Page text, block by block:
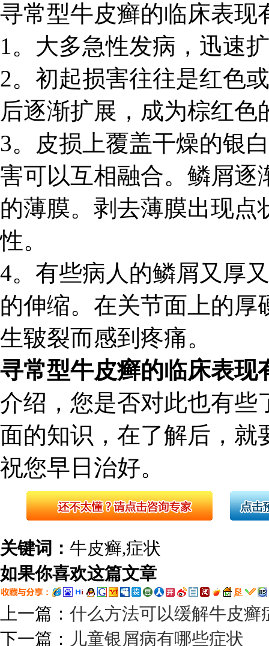
寻常型牛皮癣的临床表现
1。大多急性发病，迅速
2。初起损害往往是红色
后逐渐扩展，成为棕红色
3。皮损上覆盖干燥的银
害可以互相融合。鳞屑逐
的薄膜。剥去薄膜出现
性。
4。有些病人的鳞屑又厚
的伸缩。在关节面上的
生皲裂而感到疼痛。
寻常型牛皮癣的临床表现
介绍，您是否对此也有些
面的知识，在了解后，就
祝您早日治好。
关键词： 牛皮癣,症状
如果你喜欢这篇文章
上一篇： 什么方法可以缓解牛皮癣
下一篇： 儿童银屑病有哪些症状